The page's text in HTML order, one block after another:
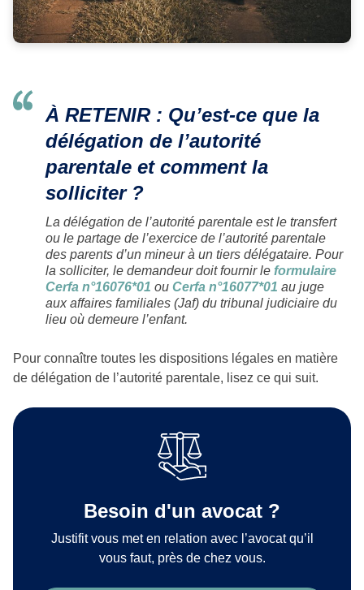
À RETENIR : Qu’est-ce que la
délégation de l’autorité
parentale et comment la
solliciter ?
La délégation de l’autorité parentale est le transfert
ou le partage de l’exercice de l’autorité parentale
des parents d’un mineur à un tiers délégataire. Pour
la solliciter, le demandeur doit fournir le formulaire
Cerfa n°16076*01 ou Cerfa n°16077*01 au juge
aux affaires familiales (Jaf) du tribunal judiciaire du
lieu où demeure l’enfant.
Pour connaître toutes les dispositions légales en matière
de délégation de l’autorité parentale, lisez ce qui suit.
Besoin d'un avocat ?
Justifit vous met en relation avec l’avocat qu’il
vous faut, près de chez vous.